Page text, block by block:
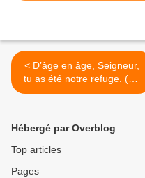
< D’âge en âge, Seigneur,
tu as été notre refuge. (Ps
89, 1)
Hébergé par Overblog
Top articles
Pages